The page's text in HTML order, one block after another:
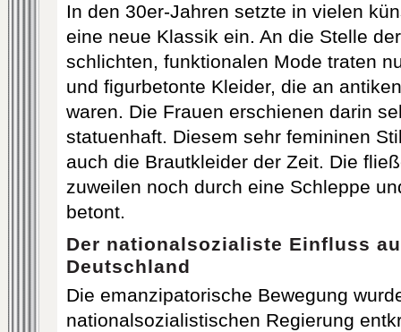
In den 30er-Jahren setzte in vielen
eine neue Klassik ein. An die Stelle
schlichten, funktionalen Mode traten
und figurbetonte Kleider, die an
waren. Die Frauen erschienen darin
statuenhaft. Diesem sehr femininen
auch die Brautkleider der Zeit. Die
zuweilen noch durch eine Schleppe
betont.
Der nationalsozialiste Einfluss
Deutschland
Die emanzipatorische Bewegung
nationalsozialistischen Regierung